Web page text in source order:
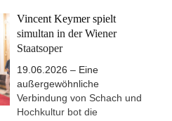
Vincent Keymer spielt
simultan in der Wiener
Staatsoper
19.06.2026 – Eine
außergewöhnliche
Verbindung von Schach und
Hochkultur bot die